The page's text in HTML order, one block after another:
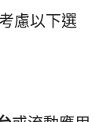
慮以下選